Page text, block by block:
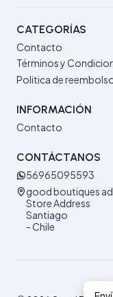
CATEGORÍAS
Contacto
Términos y
Politica de
INFORMACIÓN
Contacto
CONTÁCTANOS
56965095593
good boutiques
Store Address
Santiago
- Chile